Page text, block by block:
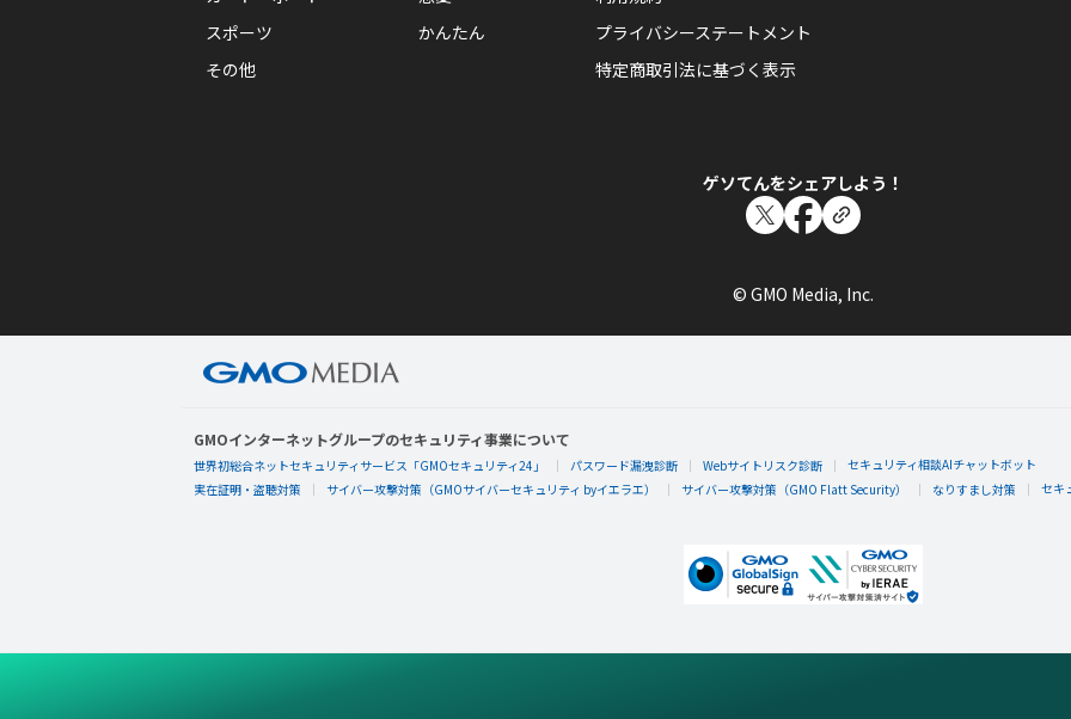
スポーツ
かんたん
その他
プライバシーステートメント
特定商取引法に基づく表示
ゲソてんをシェアしよう！
© GMO Media, Inc.
GMOインターネットグループのセキュリティ事業について
世界初総合ネットセキュリティサービス「GMOセキュリティ24」 パスワード漏洩診断 Webサイトリスク診断
セキュリティ相談AIチャットボット
実在証明・盗聴対策
サイバー攻撃対策（GMOサイバーセキュリティ byイエラエ） サイバー攻撃対策（GMO Flatt Security） なりすまし対策 セキ